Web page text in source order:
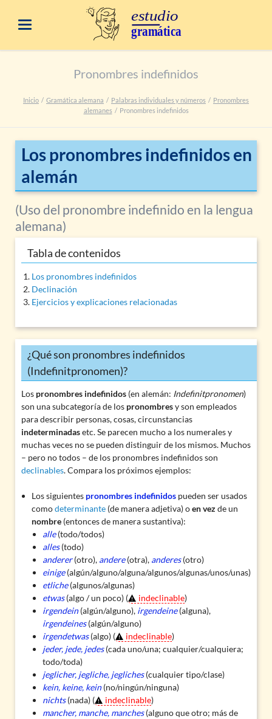
Pronombres indefinidos
Inicio Gramática alemana Palabras individuales y números
Pronombres
alemanes
Pronombres indefinidos
Los pronombres indefinidos en
alemán
(Uso del pronombre indefinido en la lengua
alemana)
Tabla de contenidos
Los pronombres indefinidos
Declinación
Ejercicios y explicaciones relacionadas
¿Qué son pronombres indefinidos
(Indefinitpronomen)?
Los pronombres indefinidos(en alemán: Indefinitpronomen)
son una subcategoría de los pronombresy son empleados
para describir personas, cosas, circunstancias
indeterminadasetc. Se parecen mucho a los numeralesy
muchas veces no se pueden distinguir de los mismos. Muchos
– pero no todos – de los pronombres indefinidos son
declinables. Compara los próximos ejemplos:
Los siguientes pronombres indefinidos pueden ser usados
comodeterminante (de manera adjetiva) oen vezde un
nombre (entonces de manera sustantiva):
alle(todo/todos)
alles(todo)
anderer(otro), andere(otra), anderes(otro)
einige(algún/alguno/alguna/algunos/algunas/unos/unas)
etliche(algunos/algunas)
etwas(algo / un poco) ( indeclinable)
irgendein(algún/alguno), irgendeine(alguna),
irgendeines(algún/alguno)
irgendetwas(algo) ( indeclinable)
jeder, jede, jedes(cada uno/una; cualquier/cualquiera;
todo/toda)
jeglicher, jegliche, jegliches(cualquier tipo/clase)
kein, keine, kein(no/ningún/ninguna)
nichts(nada) ( indeclinable)
mancher, manche, manches(alguno que otro; más de